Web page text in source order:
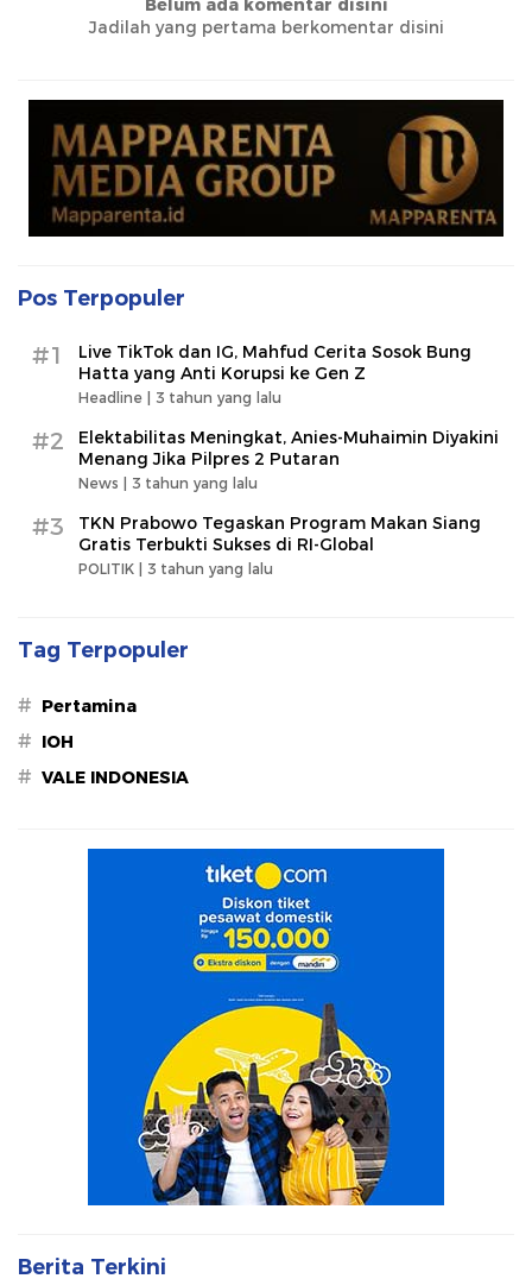
Belum ada komentar disini
Jadilah yang pertama berkomentar disini
Pos Terpopuler
#1
Live TikTok dan IG, Mahfud Cerita Sosok Bung
Hatta yang Anti Korupsi ke Gen Z
Headline | 3 tahun yang lalu
#2
Elektabilitas Meningkat, Anies-Muhaimin Diyakini
Menang Jika Pilpres 2 Putaran
News | 3 tahun yang lalu
#3
TKN Prabowo Tegaskan Program Makan Siang
Gratis Terbukti Sukses di RI-Global
POLITIK | 3 tahun yang lalu
Tag Terpopuler
# Pertamina
# IOH
# VALE INDONESIA
Berita Terkini